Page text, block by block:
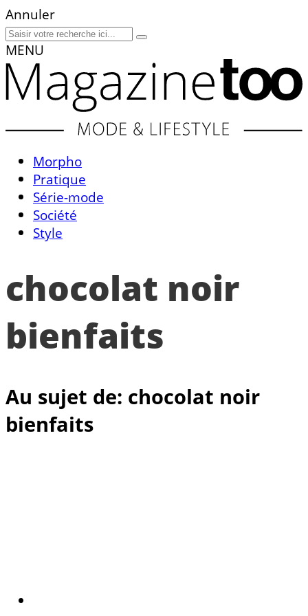
Annuler
MENU
Morpho
Pratique
Série-mode
Société
Style
chocolat noir
bienfaits
Au sujet de: chocolat noir
bienfaits